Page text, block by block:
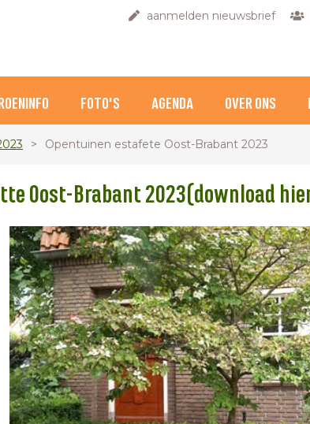
aanmelden nieuwsbrief
FOTO'S AGENDA OVER ONS
Opentuinen estafete Oost-Brabant 2023
Oost-Brabant 2023(download